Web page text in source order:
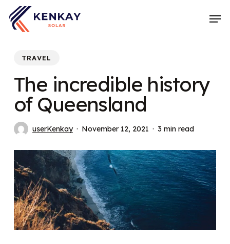
main
TRAVEL
The incredible history
of Queensland
userKenkay November 12, 2021 3 min read